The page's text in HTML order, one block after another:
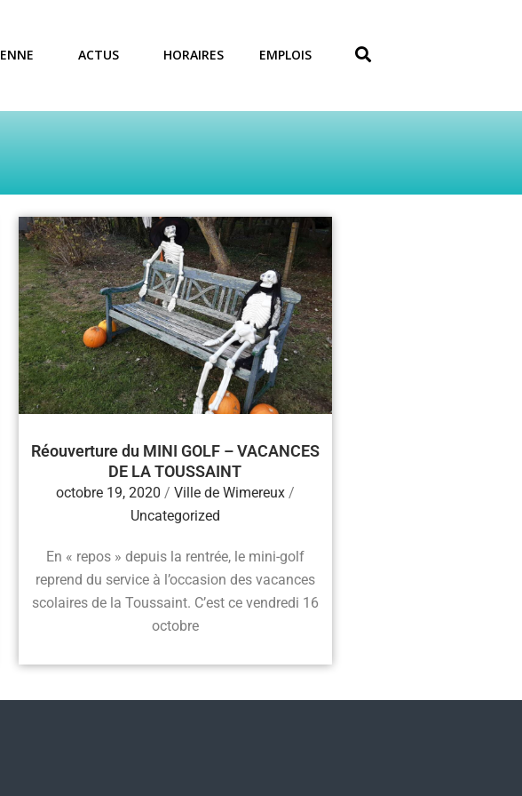
ACTUS HORAIRES EMPLOIS
Réouverture du MINI GOLF – VACANCES
DE LA TOUSSAINT
octobre 19, 2020 / Ville de Wimereux /
Uncategorized
En « repos » depuis la rentrée, le mini-golf
reprend du service à l’occasion des vacances
scolaires de la Toussaint. C’est ce vendredi 16
octobre